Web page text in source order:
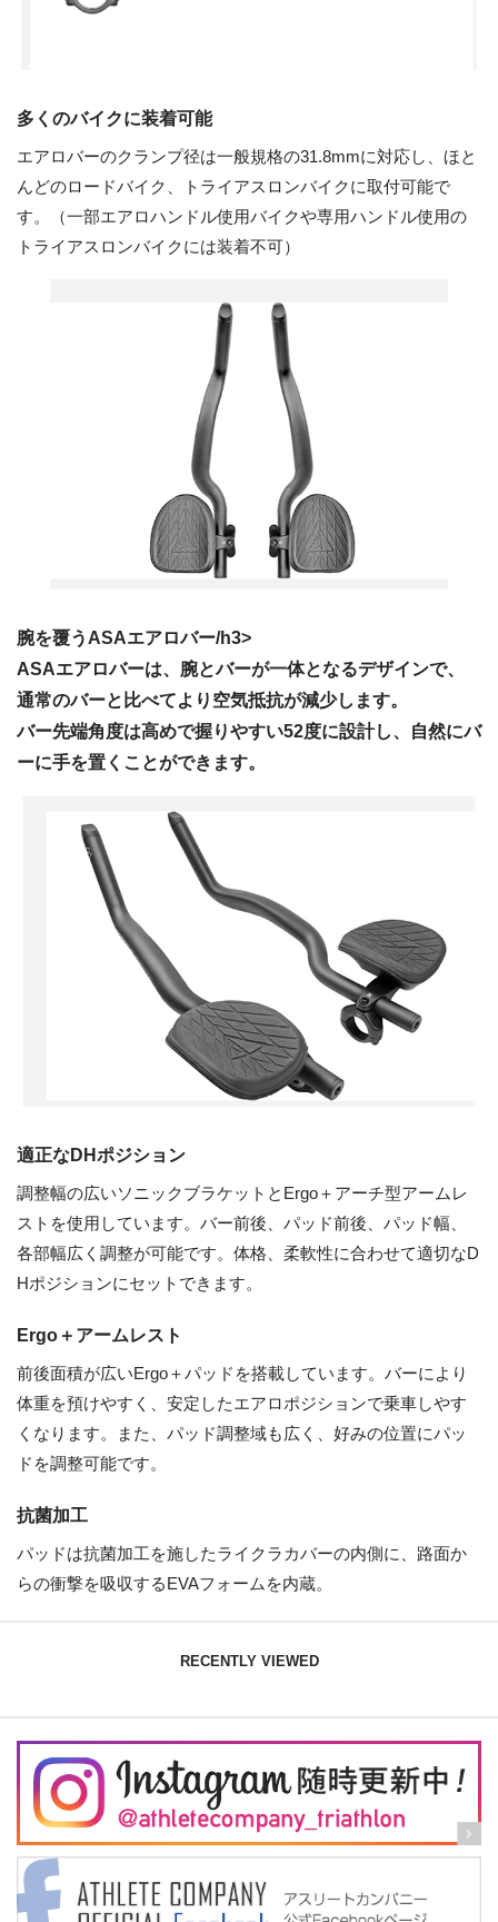
多くのバイクに装着可能
エアロバーのクランプ径は一般規格の31.8mmに対応し、ほと
んどのロードバイク、トライアスロンバイクに取付可能で
す。（一部エアロハンドル使用バイクや専用ハンドル使用の
トライアスロンバイクには装着不可）
腕を覆うASAエアロバー/h3>
ASAエアロバーは、腕とバーが一体となるデザインで、
通常のバーと比べてより空気抵抗が減少します。
バー先端角度は高めで握りやすい52度に設計し、自然にバ
ーに手を置くことができます。
適正なDHポジション
調整幅の広いソニックブラケットとErgo＋アーチ型アームレ
ストを使用しています。バー前後、パッド前後、パッド幅、
各部幅広く調整が可能です。体格、柔軟性に合わせて適切なD
Hポジションにセットできます。
Ergo＋アームレスト
前後面積が広いErgo＋パッドを搭載しています。バーにより
体重を預けやすく、安定したエアロポジションで乗車しやす
くなります。また、パッド調整域も広く、好みの位置にパッ
ドを調整可能です。
抗菌加工
パッドは抗菌加工を施したライクラカバーの内側に、路面か
らの衝撃を吸収するEVAフォームを内蔵。
RECENTLY VIEWED